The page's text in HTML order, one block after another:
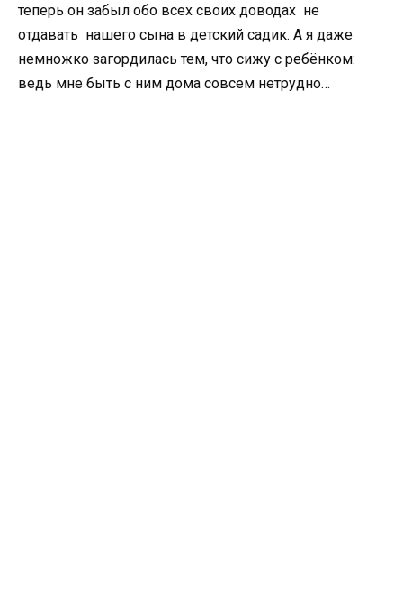
теперь он забыл обо всех своих доводах не
отдавать нашего сына в детский садик. А я даже
немножко загордилась тем, что сижу с ребёнком:
ведь мне быть с ним дома совсем нетрудно…